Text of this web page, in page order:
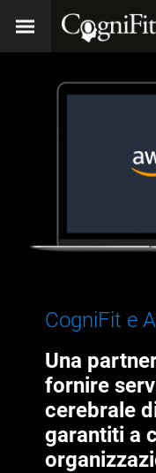
CogniFit e
Una
fornire
cerebrale
garantiti a